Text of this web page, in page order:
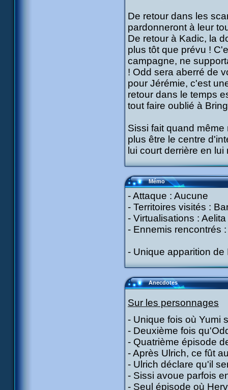
De retour dans les
pardonneront à leur
De retour à Kadic, la
plus tôt que prévu !
campagne, ne
! Odd sera aberré de
pour Jérémie, c'est
retour dans le temps
tout faire oublié à
Sissi fait quand
plus être le centre
lui court derrière en
Mémo
- Attaque : Aucune
- Territoires visités :
- Virtualisations :
- Ennemis rencontrés
- Unique apparition de
Anecdotes
Sur les personnages
- Unique fois où Yumi
- Deuxième fois
- Quatrième épisode
- Après Ulrich, ce fût
- Ulrich déclare qu'il
- Sissi avoue parfois
- Seul épisode où